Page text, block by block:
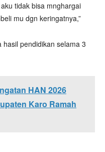
tidak bisa mnghargai
mu dgn keringatnya,”
hasil pendidikan selama 3
HAN 2026
Karo Ramah